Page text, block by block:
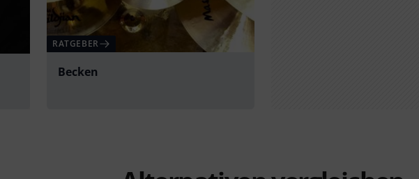
RATGEBER
Becken